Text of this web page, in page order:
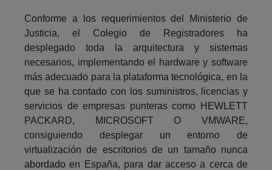
Conforme a los requerimientos del Ministerio de
Justicia, el Colegio de Registradores ha
desplegado toda la arquitectura y sistemas
necesarios, implementando el hardware y software
más adecuado para la plataforma tecnológica, en la
que se ha contado con los suministros, licencias y
servicios de empresas punteras como HEWLETT
PACKARD, MICROSOFT O VMWARE,
consiguiendo desplegar un entorno de
virtualización de escritorios de un tamaño nunca
abordado en España, para dar acceso a cerca de